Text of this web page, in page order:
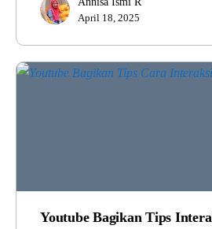
April 18, 2025
Youtube Bagikan Tips